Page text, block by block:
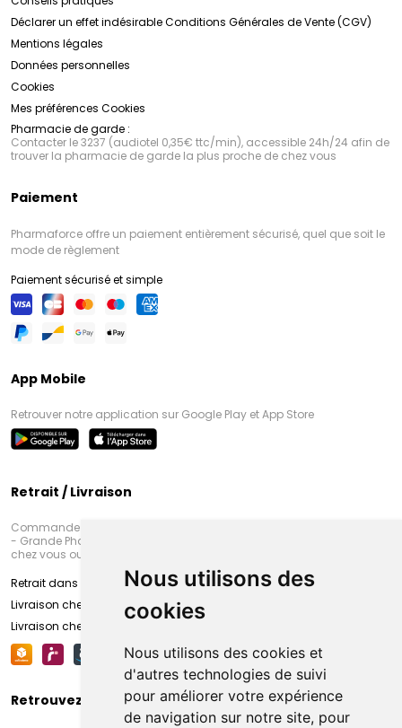
Nous utilisons des
cookies
Nous utilisons des cookies et
d'autres technologies de suivi
pour améliorer votre expérience
de navigation sur notre site, pour
Déclarer un effet indésirableConditions Générales de Vente (CGV)
Mentions légales
Données personnelles
Cookies
Mes préférences Cookies
Pharmacie de garde :
Contacter le 3237 (audiotel 0,35€ ttc/min), accessible 24h/24 afin de
trouver la pharmacie de garde la plus proche de chez vous
Paiement
Pharmaforce offre un paiement entièrement sécurisé, quel que soit le
mode de règlement
Paiement sécurisé et simple
App Mobile
Retrouver notre application sur Google Play et App Store
Retrait / Livraison
Commandez en ligne et venez chercher votre commande à Amiens
- Grande Pharmacie d’Amiens (Fachon) ou recevez-là rapidement
chez vous ou en point retrait
Retrait dans la pharmacie d’Amiens
Livraison chez vous
Livraison chez votre commerçant
Retrouvez-nous sur vos réseaux sociaux